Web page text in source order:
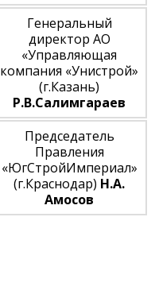
Генеральный
директор АО
«Управляющая
компания «Унистрой»
(г.Казань)
Р.В.Салимгараев
Председатель
Правления
«ЮгСтройИмпериал»
(г.Краснодар) Н.А.
Амосов